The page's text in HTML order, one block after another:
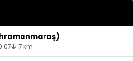
7 km